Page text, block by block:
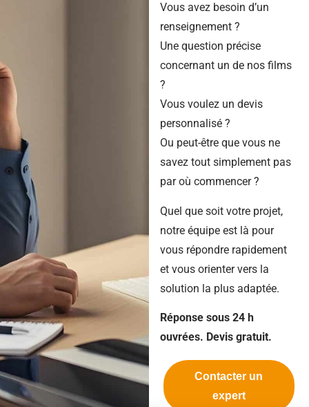
Vous avez besoin d’un
renseignement ?
Une question précise
concernant un de nos films
?
Vous voulez un devis
personnalisé ?
Ou peut-être que vous ne
savez tout simplement pas
par où commencer ?
Quel que soit votre projet,
notre équipe est là pour
vous répondre rapidement
et vous orienter vers la
solution la plus adaptée.
Réponse sous 24 h
ouvrées. Devis gratuit.
Contacter un
expert